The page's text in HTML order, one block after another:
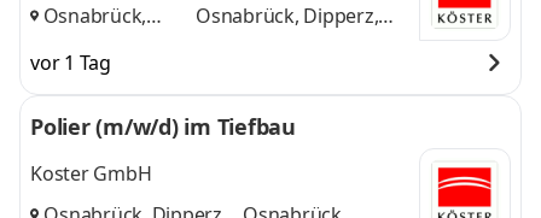
Osnabrück,
Bielefeld
Osnabrück, Dipperz,
vor 1 Tag
Polier (m/w/d) im Tiefbau
Koster GmbH